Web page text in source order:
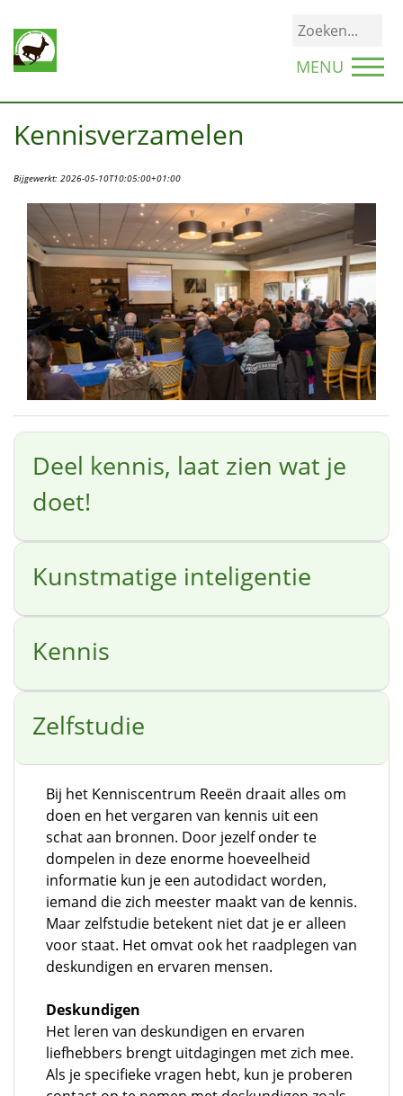
MENU
Kennisverzamelen
Bijgewerkt: 2026-05-10T10:05:00+01:00
Deel kennis, laat zien wat je
doet!
Kunstmatige inteligentie
Kennis
Zelfstudie
Bij het Kenniscentrum Reeën draait alles om
doen en het vergaren van kennis uit een
schat aan bronnen. Door jezelf onder te
dompelen in deze enorme hoeveelheid
informatie kun je een autodidact worden,
iemand die zich meester maakt van de kennis.
Maar zelfstudie betekent niet dat je er alleen
voor staat. Het omvat ook het raadplegen van
deskundigen en ervaren mensen.
Deskundigen
Het leren van deskundigen en ervaren
liefhebbers brengt uitdagingen met zich mee.
Als je specifieke vragen hebt, kun je proberen